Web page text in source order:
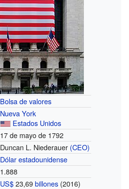
Bolsa de valores
Nueva York
Estados Unidos
17 de mayo de 1792
Duncan L. Niederauer (CEO)
Dólar estadounidense
1.888
US$23,69billones (2016)